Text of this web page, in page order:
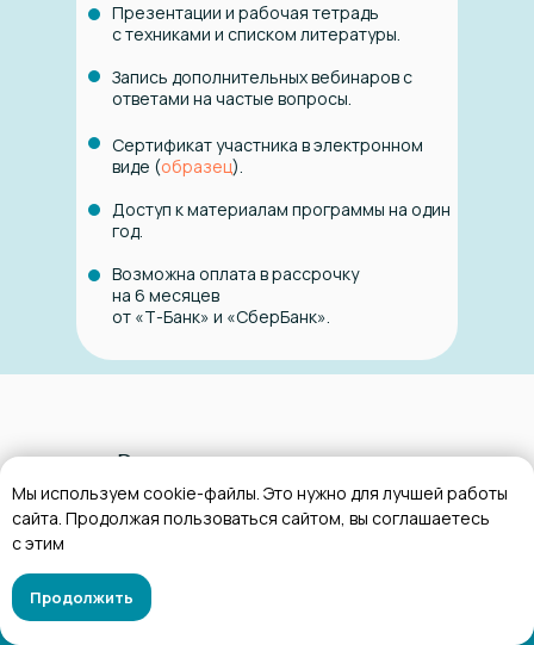
Презентации и рабочая тетрадь
с техниками и списком литературы.
Запись дополнительных вебинаров с
ответами на частые вопросы.
Сертификат участника в электронном
виде (образец).
Доступ к материалам программы на один
год.
Возможна оплата в рассрочку
на 6 месяцев
от «Т-Банк» и «СберБанк».
Зарегистрироваться
Мы используем cookie-файлы. Это нужно для лучшей работы
сайта. Продолжая пользоваться сайтом, вы соглашаетесь
с этим
Продолжить